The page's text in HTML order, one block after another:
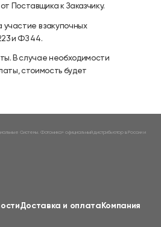
Поставщика к Заказчику.
участие в закупочных
и ФЗ 44.
В случае необходимости
стоимость будет
Системы. Фотоника» официальный дистрибьютор в России и
Доставка и оплатаКомпания